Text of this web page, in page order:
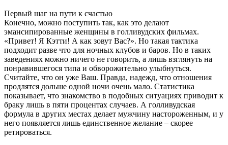
Первый шаг на пути к счастью
Конечно, можно поступить так, как это делают
эмансипированные женщины в голливудских фильмах.
«Привет! Я Кэтти! А как зовут Вас?». Но такая тактика
подходит разве что для ночных клубов и баров. Но в таких
заведениях можно ничего не говорить, а лишь взглянуть на
понравившегося типа и обворожительно улыбнуться.
Считайте, что он уже Ваш. Правда, надежд, что отношения
продлятся дольше одной ночи очень мало. Статистика
показывает, что знакомство в подобных ситуациях приводит к
браку лишь в пяти процентах случаев. А голливудская
формула в других местах делает мужчину настороженным, и у
него появляется лишь единственное желание – скорее
ретироваться.